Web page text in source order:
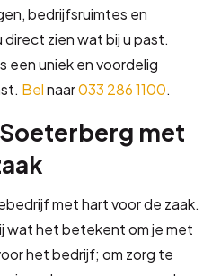
bedrijfsruimtes en
direct zien wat bij u past.
een uniek en voordelig
Belnaar033 286 1100.
met
met hart voor de zaak.
wat het betekent om je met
het bedrijf; om zorg te